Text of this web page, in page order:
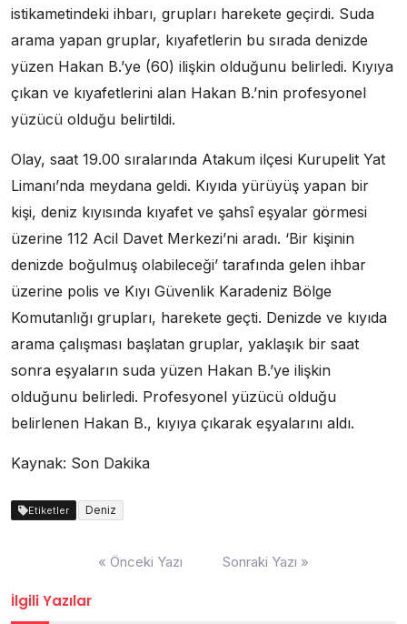
istikametindeki ihbarı, grupları harekete geçirdi. Suda
arama yapan gruplar, kıyafetlerin bu sırada denizde
yüzen Hakan B.’ye (60) ilişkin olduğunu belirledi. Kıyıya
çıkan ve kıyafetlerini alan Hakan B.’nin profesyonel
yüzücü olduğu belirtildi.
Olay, saat 19.00 sıralarında Atakum ilçesi Kurupelit Yat
Limanı’nda meydana geldi. Kıyıda yürüyüş yapan bir
kişi, deniz kıyısında kıyafet ve şahsî eşyalar görmesi
üzerine 112 Acil Davet Merkezi’ni aradı. ‘Bir kişinin
denizde boğulmuş olabileceği’ tarafında gelen ihbar
üzerine polis ve Kıyı Güvenlik Karadeniz Bölge
Komutanlığı grupları, harekete geçti. Denizde ve kıyıda
arama çalışması başlatan gruplar, yaklaşık bir saat
sonra eşyaların suda yüzen Hakan B.’ye ilişkin
olduğunu belirledi. Profesyonel yüzücü olduğu
belirlenen Hakan B., kıyıya çıkarak eşyalarını aldı.
Kaynak: Son Dakika
Etiketler Deniz
« Önceki Yazı Sonraki Yazı »
İlgili Yazılar